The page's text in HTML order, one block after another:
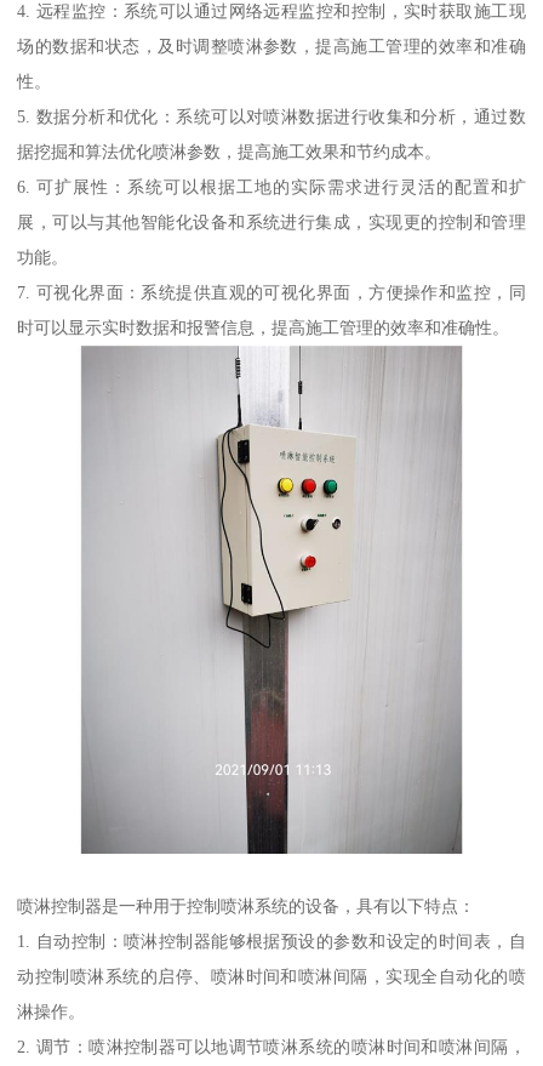
4. 远程监控：系统可以通过网络远程监控和控制，实时获取施工现
场的数据和状态，及时调整喷淋参数，提高施工管理的效率和准确
性。
5. 数据分析和优化：系统可以对喷淋数据进行收集和分析，通过数
据挖掘和算法优化喷淋参数，提高施工效果和节约成本。
6. 可扩展性：系统可以根据工地的实际需求进行灵活的配置和扩
展，可以与其他智能化设备和系统进行集成，实现更的控制和管理
功能。
7. 可视化界面：系统提供直观的可视化界面，方便操作和监控，同
时可以显示实时数据和报警信息，提高施工管理的效率和准确性。
喷淋控制器是一种用于控制喷淋系统的设备，具有以下特点：
1. 自动控制：喷淋控制器能够根据预设的参数和设定的时间表，自
动控制喷淋系统的启停、喷淋时间和喷淋间隔，实现全自动化的喷
淋操作。
2. 调节：喷淋控制器可以地调节喷淋系统的喷淋时间和喷淋间隔，